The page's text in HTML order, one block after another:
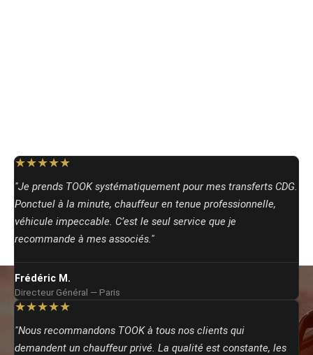
★★★★★
"Je prends TOOK systématiquement pour mes transferts CDG.
Ponctuel à la minute, chauffeur en tenue professionnelle,
véhicule impeccable. C’est le seul service que je
recommande à mes associés."
Frédéric M.
Directeur Général — Paris
★★★★★
"Nous recommandons TOOK à tous nos clients qui
demandent un chauffeur privé. La qualité est constante, les